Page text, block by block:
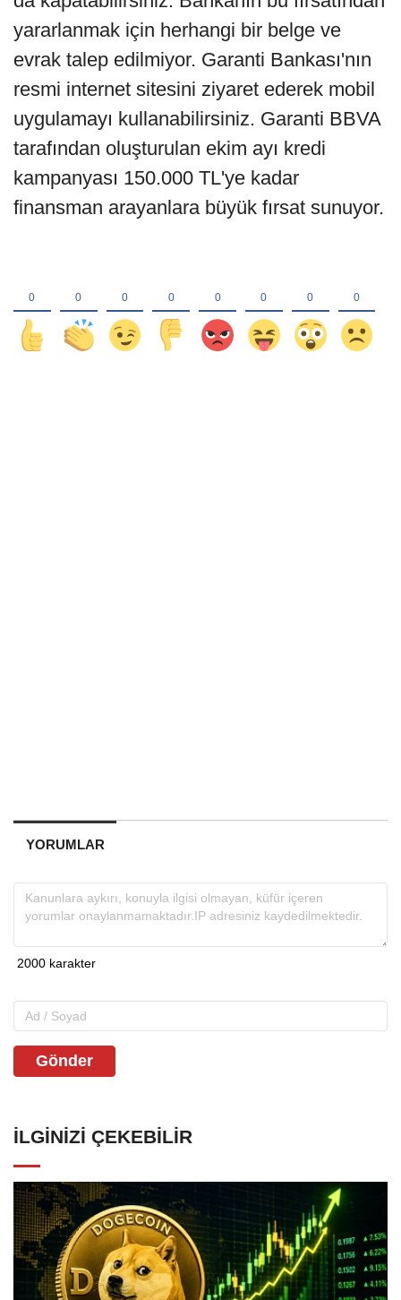
yararlanmak için herhangi bir belge ve
evrak talep edilmiyor. Garanti Bankası'nın
resmi internet sitesini ziyaret ederek mobil
uygulamayı kullanabilirsiniz. Garanti BBVA
tarafından oluşturulan ekim ayı kredi
kampanyası 150.000 TL'ye kadar
finansman arayanlara büyük fırsat sunuyor.
YORUMLAR
Gönder
İLGINIZI ÇEKEBILIR